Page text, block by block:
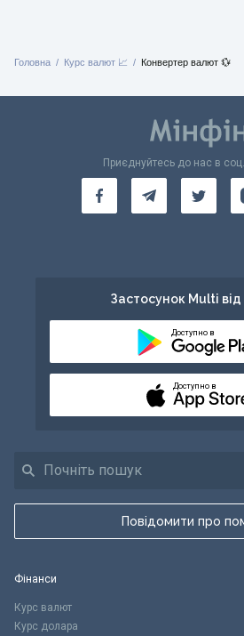
Головна Курс валют 📈 Конвертер валют 💱
Повідомити про
Приєднуйтесь до нас в
Застосунок Multi від
Доступно в
Доступно в
Фінанси
Курс валют
Курс долара